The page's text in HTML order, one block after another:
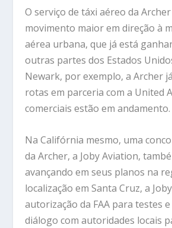
O serviço de táxi aéreo da
movimento maior em direção à
aérea urbana, que já está
outras partes dos Estados
Newark, por exemplo, a Archer
rotas em parceria com a United
comerciais estão em andamento.
Na Califórnia mesmo, uma
da Archer, a Joby Aviation,
avançando em seus planos na
localização em Santa Cruz, a
autorização da FAA para testes
diálogo com autoridades locais